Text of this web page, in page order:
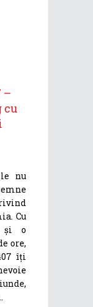
–
cu
nu
Cu
și o
ore,
îți